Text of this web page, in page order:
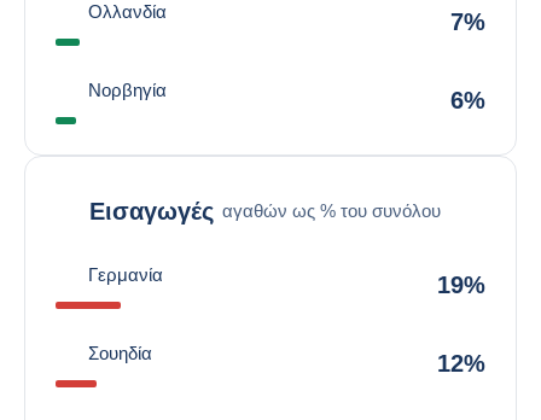
Ολλανδία 7%
Νορβηγία 6%
Εισαγωγές αγαθών ως % του συνόλου
Γερμανία 19%
Σουηδία 12%